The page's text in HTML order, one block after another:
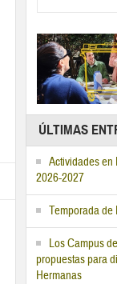
ÚLTIMAS
Actividades en
2026-2027
Temporada
Los Campus
propuestas para
Hermanas